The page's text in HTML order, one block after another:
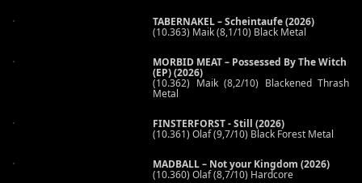
TABERNAKEL – Scheintaufe (2026)
(10.363) Maik (8,1/10) Black Metal
MORBID MEAT – Possessed By The Witch
(EP) (2026)
(10.362) Maik (8,2/10) Blackened Thrash
Metal
FINSTERFORST - Still (2026)
(10.361) Olaf (9,7/10) Black Forest Metal
MADBALL – Not your Kingdom (2026)
(10.360) Olaf (8,7/10) Hardcore